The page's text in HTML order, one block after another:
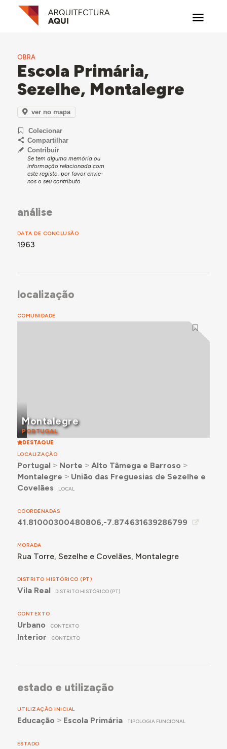
OBRA
Escola Primária,
Sezelhe, Montalegre
ver no mapa
Colecionar
Compartilhar
Contribuir
Se tem alguma memória ou
informação relacionada com
este registo, por favor envie-
nos o seu contributo.
análise
DATA DE CONCLUSÃO
1963
localização
COMUNIDADE
Montalegre
PORTUGAL
DESTAQUE
LOCALIZAÇÃO
Portugal ˃ Norte ˃ Alto Tâmega e Barroso ˃
Montalegre ˃ União das Freguesias de Sezelhe e
Covelães
LOCAL
COORDENADAS
41.81000300480806,-7.874631639286799
MORADA
Rua Torre, Sezelhe e Covelães, Montalegre
DISTRITO HISTÓRICO (PT)
Vila Real DISTRITO HISTÓRICO (PT)
CONTEXTO
Urbano CONTEXTO
Interior CONTEXTO
estado e utilização
UTILIZAÇÃO INICIAL
Educação ˃ Escola Primária TIPOLOGIA FUNCIONAL
ESTADO